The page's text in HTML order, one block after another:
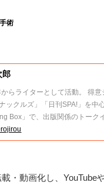
術
郎
らライターとして活動。 得
ナックルズ」「日刊SPA!」を
Box」で、出版関係のトーク
・動画化し、YouTube